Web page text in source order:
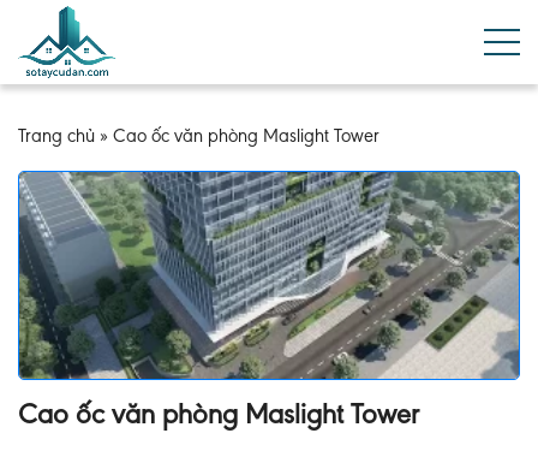
Trang chủ » Cao ốc văn phòng Maslight Tower
Cao ốc văn phòng Maslight Tower